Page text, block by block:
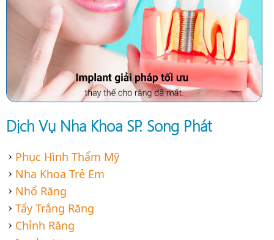
Dịch Vụ Nha Khoa SP. Song Phát
Phục Hình Thẩm Mỹ
Nha Khoa Trẻ Em
Nhổ Răng
Tẩy Trắng Răng
Chỉnh Răng